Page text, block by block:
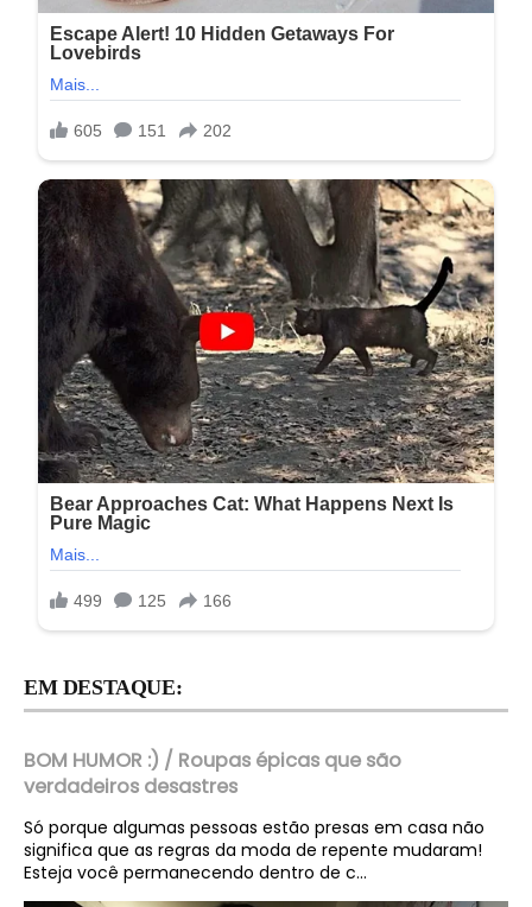
EM DESTAQUE:
BOM HUMOR :) / Roupas épicas que são
verdadeiros desastres
Só porque algumas pessoas estão presas em casa não
significa que as regras da moda de repente mudaram!
Esteja você permanecendo dentro de c...